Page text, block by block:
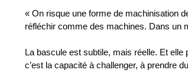
« On risque une forme de machinisation
réfléchir comme des machines. Dans un
La bascule est subtile, mais réelle. Et elle
c’est la capacité à challenger, à prendre